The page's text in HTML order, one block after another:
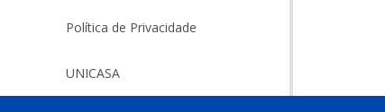
Política de Privacidade
UNICASA